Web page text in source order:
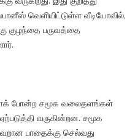
வெளியிட்டுள்ள வீடியோவில்,
குழந்தை பருவத்தை
போன்ற சமூக வலைதளங்கள்
வருகின்றன. சமூக
பாதைக்கு செல்வது